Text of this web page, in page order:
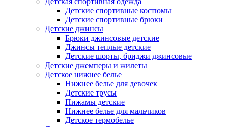
Детские спортивные костюмы
Детские спортивные брюки
Детские джинсы
Брюки джинсовые детские
Джинсы теплые детские
Детские шорты, бриджи джинсовые
Детские джемперы и жилеты
Детское нижнее белье
Нижнее белье для девочек
Детские трусы
Пижамы детские
Нижнее белье для мальчиков
Детское термобелье